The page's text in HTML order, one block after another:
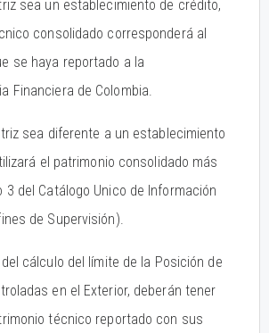
sea un establecimiento de crédito,
consolidado corresponderá al
se haya reportado a la
Financiera de Colombia.
sea diferente a un establecimiento
el patrimonio consolidado más
3 del Catálogo Unico de Información
de Supervisión).
cálculo del límite de la Posición de
en el Exterior, deberán tener
técnico reportado con sus